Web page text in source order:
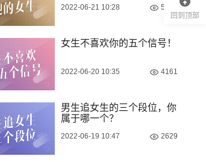
2022-06-21 10:28 5301
女生不喜欢你的五个信号！
2022-06-20 10:35 4161
男生追女生的三个段位，你
属于哪一个？
2022-06-19 10:47 2629
回到顶部